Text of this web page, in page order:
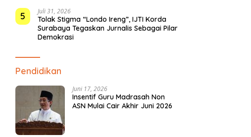
5 Juli 31, 2026
Tolak Stigma “Londo Ireng”, IJTI Korda
Surabaya Tegaskan Jurnalis Sebagai Pilar
Demokrasi
Pendidikan
Juni 17, 2026
Insentif Guru Madrasah Non
ASN Mulai Cair Akhir Juni 2026